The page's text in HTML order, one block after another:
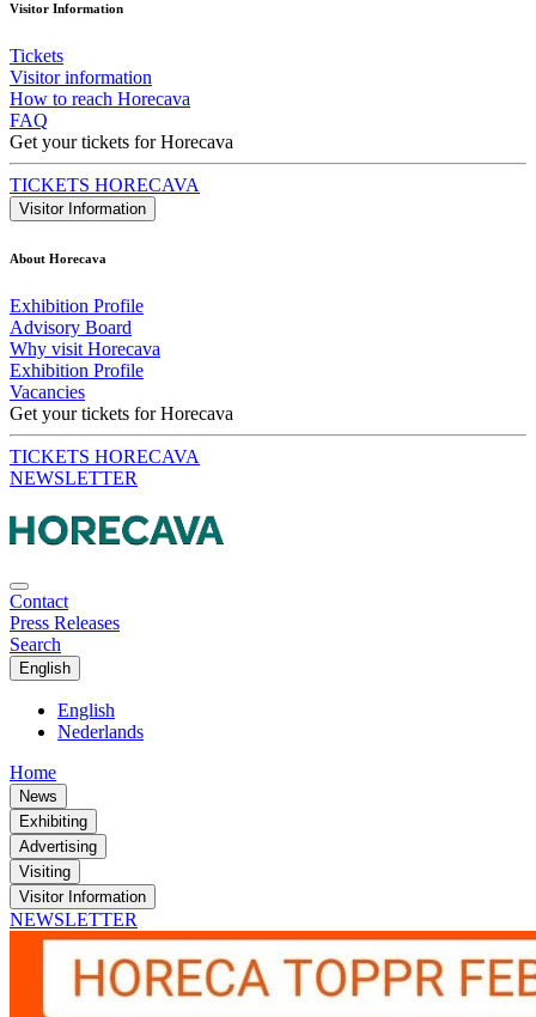
Visitor Information
Tickets
Visitor information
How to reach Horecava
FAQ
Get your tickets for Horecava
TICKETS HORECAVA
Visitor Information
About Horecava
Exhibition Profile
Advisory Board
Why visit Horecava
Exhibition Profile
Vacancies
Get your tickets for Horecava
TICKETS HORECAVA
NEWSLETTER
Contact
Press Releases
Search
English
English
Nederlands
Home
News
Exhibiting
Advertising
Visiting
Visitor Information
NEWSLETTER